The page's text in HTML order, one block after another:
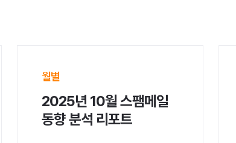
월별
2025년 10월 스팸메일
동향 분석 리포트